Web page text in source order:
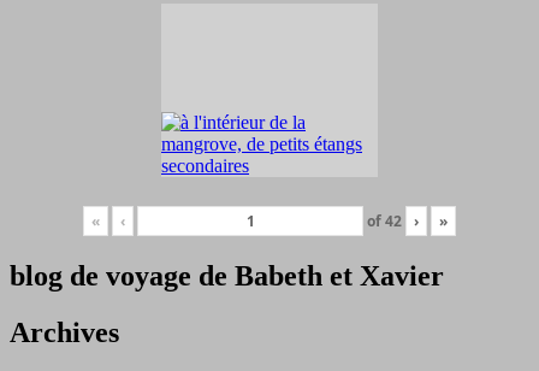
« ‹ of42 › »
blog de voyage de Babeth et Xavier
Archives